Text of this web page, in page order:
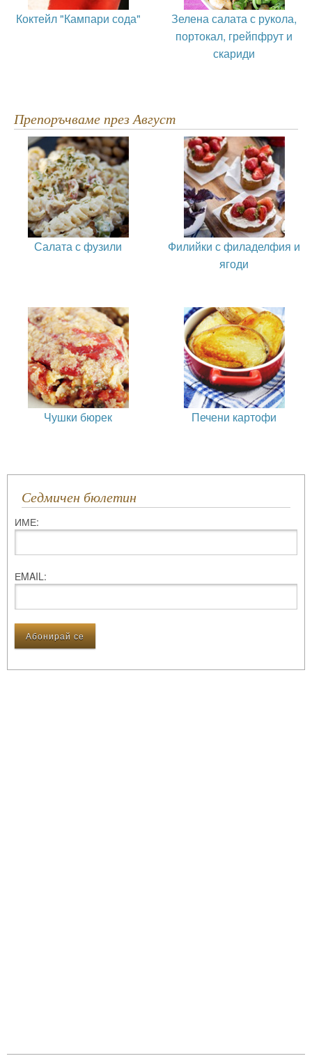
Коктейл "Кампари сода"
Зелена салата с рукола,
портокал, грейпфрут и
скариди
Препоръчваме през Август
Салата с фузили
Филийки с филаделфия и
ягоди
Чушки бюрек Печени картофи
Седмичен бюлетин
ИМЕ:
ЕMAIL: